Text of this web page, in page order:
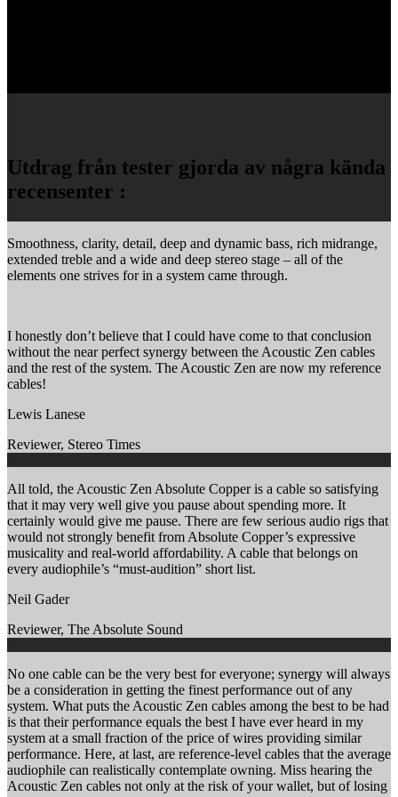
Utdrag från tester gjorda av några kända
recensenter :
Smoothness, clarity, detail, deep and dynamic bass, rich midrange,
extended treble and a wide and deep stereo stage – all of the
elements one strives for in a system came through.
I honestly don’t believe that I could have come to that conclusion
without the near perfect synergy between the Acoustic Zen cables
and the rest of the system. The Acoustic Zen are now my reference
cables!
Lewis Lanese
Reviewer, Stereo Times
All told, the Acoustic Zen Absolute Copper is a cable so satisfying
that it may very well give you pause about spending more. It
certainly would give me pause. There are few serious audio rigs that
would not strongly benefit from Absolute Copper’s expressive
musicality and real-world affordability. A cable that belongs on
every audiophile’s “must-audition” short list.
Neil Gader
Reviewer, The Absolute Sound
No one cable can be the very best for everyone; synergy will always
be a consideration in getting the finest performance out of any
system. What puts the Acoustic Zen cables among the best to be had
is that their performance equals the best I have ever heard in my
system at a small fraction of the price of wires providing similar
performance. Here, at last, are reference-level cables that the average
audiophile can realistically contemplate owning. Miss hearing the
Acoustic Zen cables not only at the risk of your wallet, but of losing